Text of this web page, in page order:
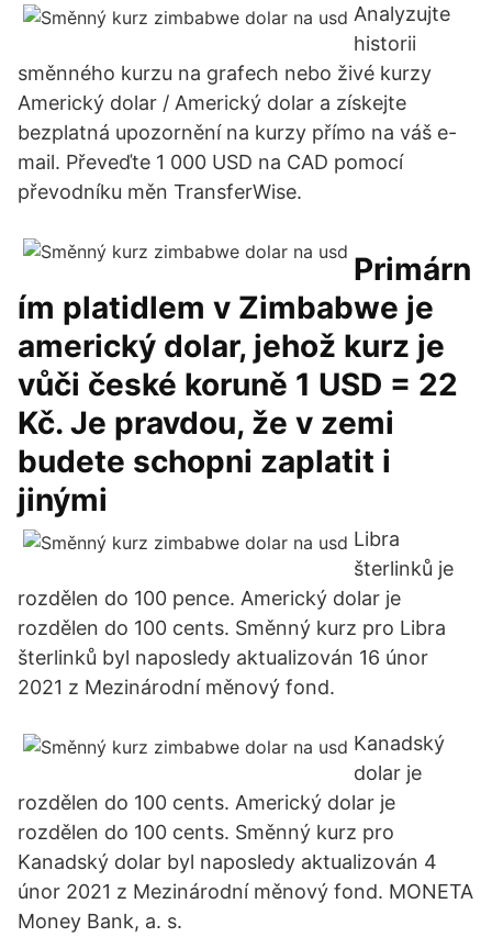
Analyzujte
historii
směnného kurzu na grafech nebo živé kurzy
Americký dolar / Americký dolar a získejte
bezplatná upozornění na kurzy přímo na váš e-
mail. Převeďte 1 000 USD na CAD pomocí
převodníku měn TransferWise.
Primárn
ím platidlem v Zimbabwe je
americký dolar, jehož kurz je
vůči české koruně 1 USD = 22
Kč. Je pravdou, že v zemi
budete schopni zaplatit i
jinými
Libra
šterlinků je
rozdělen do 100 pence. Americký dolar je
rozdělen do 100 cents. Směnný kurz pro Libra
šterlinků byl naposledy aktualizován 16 únor
2021 z Mezinárodní měnový fond.
Kanadský
dolar je
rozdělen do 100 cents. Americký dolar je
rozdělen do 100 cents. Směnný kurz pro
Kanadský dolar byl naposledy aktualizován 4
únor 2021 z Mezinárodní měnový fond. MONETA
Money Bank, a. s.